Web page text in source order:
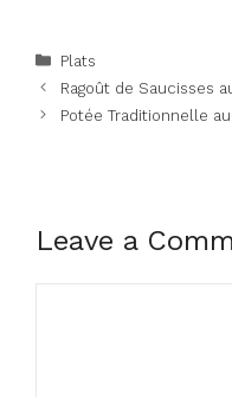
Categories
Plats
Ragoût de Saucisses
Potée Traditionnelle
Leave a